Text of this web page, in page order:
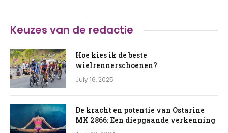
Keuzes van de redactie
Hoe kies ik de beste
wielrennerschoenen?
July 16, 2025
De kracht en potentie van Ostarine
MK 2866: Een diepgaande verkenning